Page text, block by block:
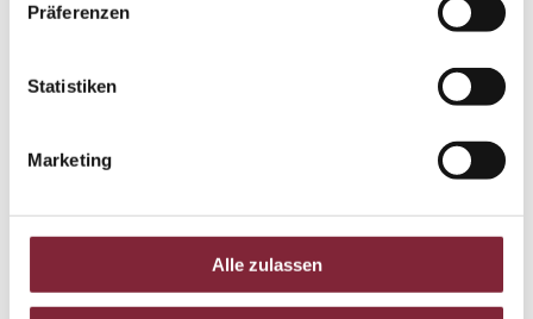
Präferenzen
Statistiken
Marketing
Alle zulassen